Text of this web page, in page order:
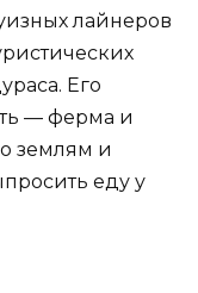
лайнеров
Его
— ферма и
землям и
еду у